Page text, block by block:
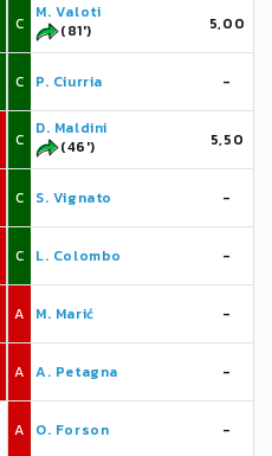
C
M. Valoti
(81')
5,00
C P. Ciurria -
C
D. Maldini
(46')
5,50
C S. Vignato -
C L. Colombo -
A M. Marić -
A A. Petagna -
A O. Forson -